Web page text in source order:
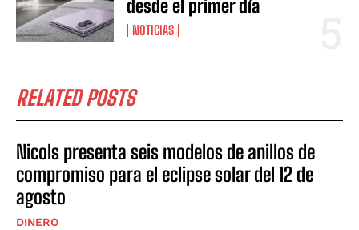
desde el primer día
NOTICIAS
RELATED POSTS
Nicols presenta seis modelos de anillos de
compromiso para el eclipse solar del 12 de
agosto
DINERO